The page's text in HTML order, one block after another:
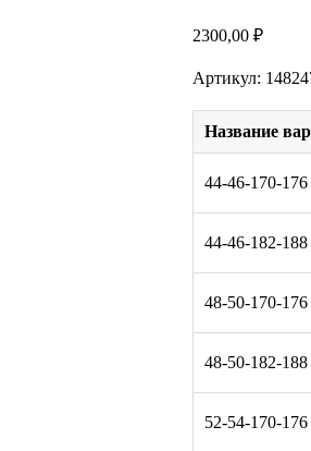
2300,00 ₽
Артикул:
Название
44-46-170-176
44-46-182-188
48-50-170-176
48-50-182-188
52-54-170-176